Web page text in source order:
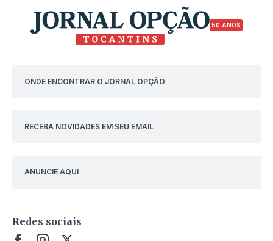
50 ANOS
ONDE ENCONTRAR O JORNAL OPÇÃO
RECEBA NOVIDADES EM SEU EMAIL
ANUNCIE AQUI
Redes sociais